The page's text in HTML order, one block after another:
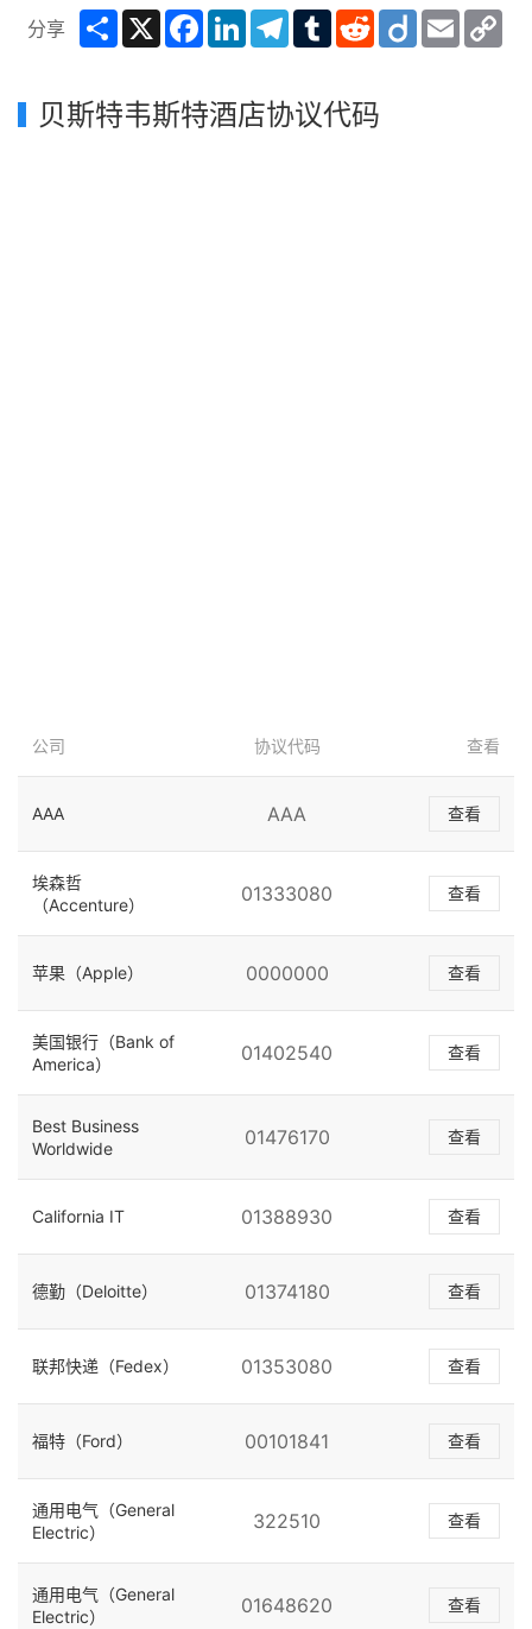
分享 ShareX Facebook
LinkedInTelegram
TumblrRedditDiigo Email
贝斯特韦斯特酒店协议代码
公司 协议代码 查看
AAA AAA 查看
埃森哲
（Accenture）
01333080 查看
苹果（Apple） 0000000 查看
美国银行（Bank of
America）
01402540 查看
Best Business
Worldwide
01476170 查看
California IT 01388930 查看
德勤（Deloitte） 01374180 查看
联邦快递（Fedex） 01353080 查看
福特（Ford） 00101841 查看
通用电气（General
Electric）
322510 查看
通用电气（General
Electric）
01648620 查看